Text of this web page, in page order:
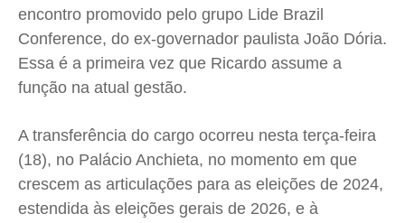
Gustavo Bastos
Jr Mignone (in memorian)
Wanda Sily
Publicidade Legal
Anuncie
Quem Somos
Gustavo Bastos
Jr Mignone (in memorian)
Wanda Sily
Publicidade Legal
Anuncie
Quem Somos
Gustavo Bastos
Jr Mignone (in memorian)
Wanda Sily
Publicidade Legal
Anuncie
Quem Somos
Gustavo Bastos
Jr Mignone (in memorian)
Wanda Sily
Publicidade Legal
Anuncie
Quem Somos
encontro promovido pelo grupo Lide Brazil
Conference, do ex-governador paulista João Dória.
Essa é a primeira vez que Ricardo assume a
função na atual gestão.
A transferência do cargo ocorreu nesta terça-feira
(18), no Palácio Anchieta, no momento em que
crescem as articulações para as eleições de 2024,
estendida às eleições gerais de 2026, e à